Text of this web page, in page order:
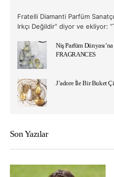
Fratelli Diamanti Parfüm
Irkçı Değildir” diyor ve ekliyor:
Niş Parfüm
FRAGRANCES
J’adore İle Bir Buket
Son Yazılar